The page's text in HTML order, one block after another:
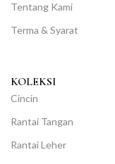
Tentang Kami
Terma & Syarat
KOLEKSI
Cincin
Rantai Tangan
Rantai Leher